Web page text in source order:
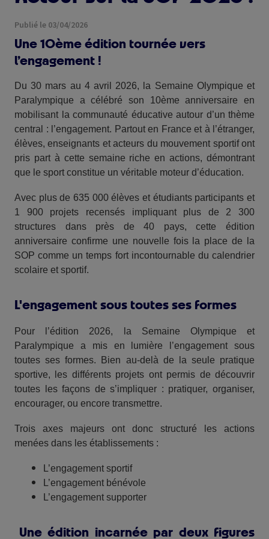
Publié le 03/04/2026
Une 10ème édition tournée vers
l’engagement !
Du 30 mars au 4 avril 2026, la Semaine Olympique et
Paralympique a célébré son 10ème anniversaire en
mobilisant la communauté éducative autour d’un thème
central : l’engagement. Partout en France et à l’étranger,
élèves, enseignants et acteurs du mouvement sportif ont
pris part à cette semaine riche en actions, démontrant
que le sport constitue un véritable moteur d’éducation.
Avec plus de 635 000 élèves et étudiants participants et
1 900 projets recensés impliquant plus de 2 300
structures dans près de 40 pays, cette édition
anniversaire confirme une nouvelle fois la place de la
SOP comme un temps fort incontournable du calendrier
scolaire et sportif.
L'engagement sous toutes ses formes
Pour l’édition 2026, la Semaine Olympique et
Paralympique a mis en lumière l’engagement sous
toutes ses formes. Bien au-delà de la seule pratique
sportive, les différents projets ont permis de découvrir
toutes les façons de s’impliquer : pratiquer, organiser,
encourager, ou encore transmettre.
Trois axes majeurs ont donc structuré les actions
menées dans les établissements :
L’engagement sportif
L’engagement bénévole
L’engagement supporter
Une édition incarnée par deux figures